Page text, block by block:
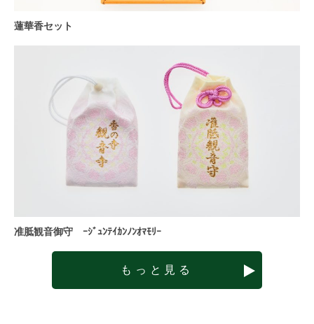
蓮華香セット
准胝観音御守 ｰｼﾞｭﾝﾃｲｶﾝﾉﾝｵﾏﾓﾘｰ
もっと見る